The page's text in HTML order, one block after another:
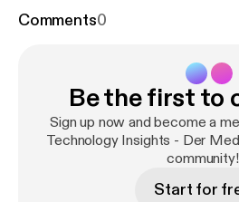
Gespräch wurde im
Frage, was sich in der
derzeit wirklich verändert –
Debatten und
einzelne Systeme zu
grundlegenden Strukturen
Medienproduktion: Operating
Comments0
Be the first to
Sign up now and become a
Technology Insights - Der
community!
Start for